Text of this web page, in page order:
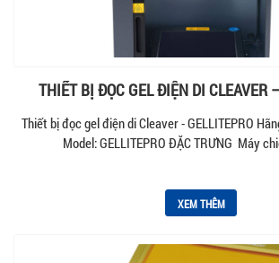
THIẾT BỊ ĐỌC GEL ĐIỆN DI CLEAVER
Thiết bị đọc gel điện di Cleaver - GELLITEPRO
Model: GELLITEPRO ĐẶC TRƯNG Máy
XEM THÊM